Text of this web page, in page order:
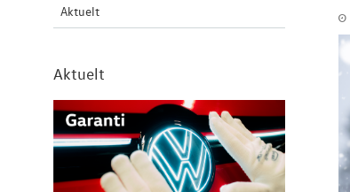
Aktuelt
Aktuelt